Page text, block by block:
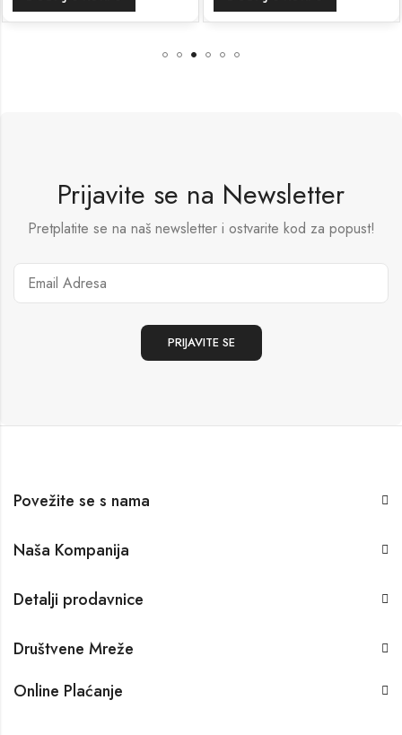
Prijavite se na Newsletter
Pretplatite se na naš newsletter i ostvarite kod za popust!
Povežite se s nama
Naša Kompanija
Detalji prodavnice
Društvene Mreže
Online Plaćanje